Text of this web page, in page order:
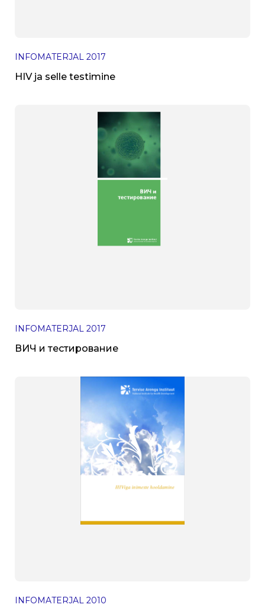
INFOMATERJAL 2017
HIV ja selle testimine
INFOMATERJAL 2017
ВИЧ и тестирование
INFOMATERJAL 2010